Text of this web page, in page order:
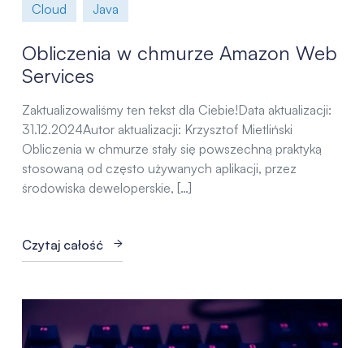
Cloud Java
Obliczenia w chmurze Amazon Web
Services
Zaktualizowaliśmy ten tekst dla Ciebie!Data aktualizacji:
31.12.2024Autor aktualizacji: Krzysztof Mietliński
Obliczenia w chmurze stały się powszechną praktyką
stosowaną od często używanych aplikacji, przez
środowiska deweloperskie, […]
Czytaj całość